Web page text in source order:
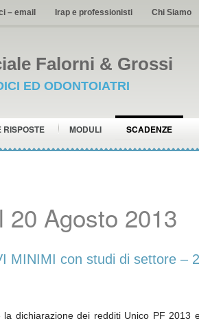
– email Irap e professionisti Chi Siamo
Falorni & Grossi
ED ODONTOIATRI
RISPOSTE MODULI SCADENZE
20 Agosto 2013
MINIMI con studi di settore –
la dichiarazione dei redditi Unico PF 2013